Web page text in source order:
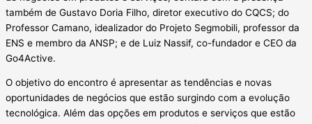
também de Gustavo Doria Filho, diretor executivo do CQCS; do
Professor Camano, idealizador do Projeto Segmobili, professor da
ENS e membro da ANSP; e de Luiz Nassif, co-fundador e CEO da
Go4Active.
O objetivo do encontro é apresentar as tendências e novas
oportunidades de negócios que estão surgindo com a evolução
tecnológica. Além das opções em produtos e serviços que estão